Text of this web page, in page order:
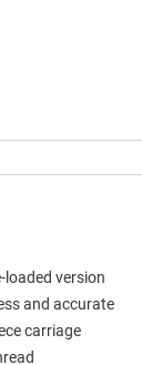
version
and accurate
carriage